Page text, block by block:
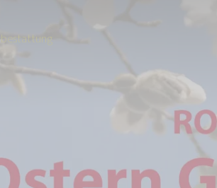
ROSENGARTEN-Sterne - Ostern Gedenkaktion